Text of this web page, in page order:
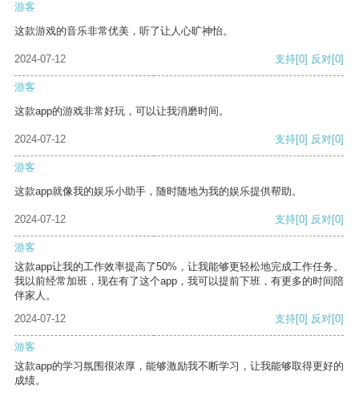
游客
这款游戏的音乐非常优美，听了让人心旷神怡。
2024-07-12 支持[0] 反对[0]
游客
这款app的游戏非常好玩，可以让我消磨时间。
2024-07-12 支持[0] 反对[0]
游客
这款app就像我的娱乐小助手，随时随地为我的娱乐提供帮助。
2024-07-12 支持[0] 反对[0]
游客
这款app让我的工作效率提高了50%，让我能够更轻松地完成工作任务。
我以前经常加班，现在有了这个app，我可以提前下班，有更多的时间陪
伴家人。
2024-07-12
支持[0] 反对[0]
游客
这款app的学习氛围很浓厚，能够激励我不断学习，让我能够取得更好的
成绩。